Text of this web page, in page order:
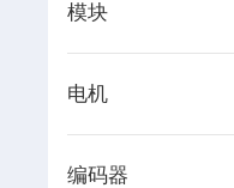
模块
电机
编码器